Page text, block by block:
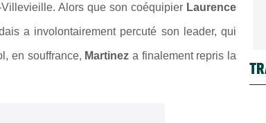
Alors que son coéquipierLaurence
a involontairement percuté son leader, qui
en souffrance, Martinez a finalement repris la